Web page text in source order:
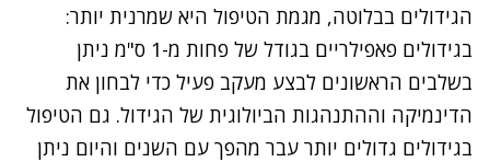
הגידולים בבלוטה, מגמת הטיפול היא שמרנית יותר:
בגידולים פאפילריים בגודל של פחות מ-1 ס"מ ניתן
בשלבים הראשונים לבצע מעקב פעיל כדי לבחון את
הדינמיקה וההתנהגות הביולוגית של הגידול. גם הטיפול
בגידולים גדולים יותר עבר מהפך עם השנים והיום ניתן